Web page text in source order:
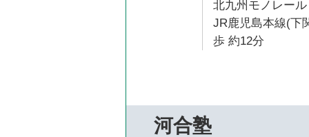
北九州モノレー
JR鹿児島本線(下
歩 約12分
河合塾